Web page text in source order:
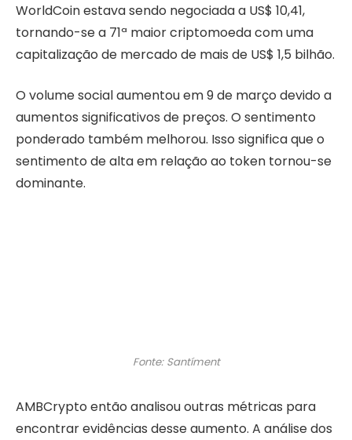
WorldCoin estava sendo negociada a US$ 10,41,
tornando-se a 71ª maior criptomoeda com uma
capitalização de mercado de mais de US$ 1,5 bilhão.
O volume social aumentou em 9 de março devido a
aumentos significativos de preços. O sentimento
ponderado também melhorou. Isso significa que o
sentimento de alta em relação ao token tornou-se
dominante.
Fonte: Santíment
AMBCrypto então analisou outras métricas para
encontrar evidências desse aumento. A análise dos